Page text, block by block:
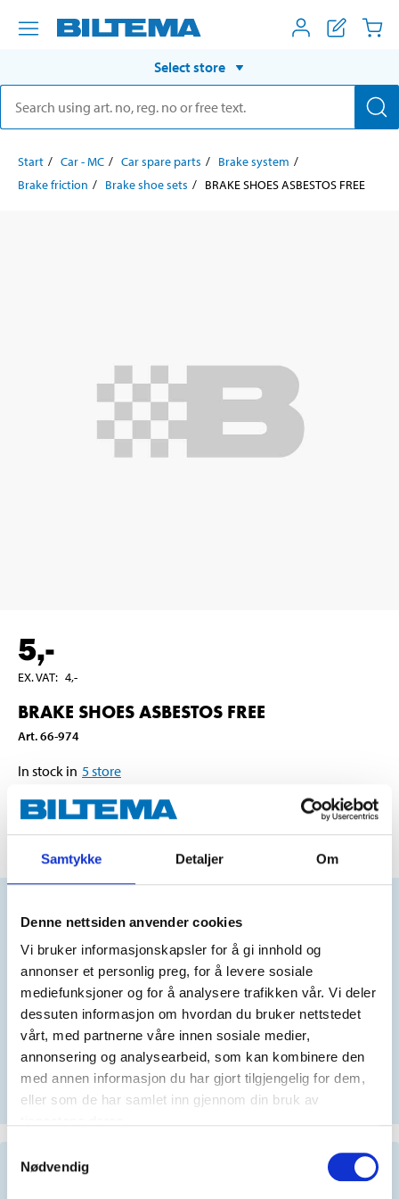
Samtykke Detaljer Om
Denne nettsiden anvender cookies
Vi bruker informasjonskapsler for å gi innhold og
annonser et personlig preg, for å levere sosiale
mediefunksjoner og for å analysere trafikken vår. Vi deler
dessuten informasjon om hvordan du bruker nettstedet
vårt, med partnerne våre innen sosiale medier,
annonsering og analysearbeid, som kan kombinere den
med annen informasjon du har gjort tilgjengelig for dem,
eller som de har samlet inn gjennom din bruk av
Nødvendig
Select store
Start Car - MC Car spare parts
Brake system
Brake friction
Brake shoe sets BRAKE SHOES ASBESTOS FREE
5,-
EX. VAT: 4,-
BRAKE SHOES ASBESTOS FREE
Art.66-974
In stock in 5store
ADD TO CART
Does this product fit your vehicle?
N
No registration number?
SELECT CAR MANUALLY
Important information when searching for spare
parts by reg. number and service recommendations.